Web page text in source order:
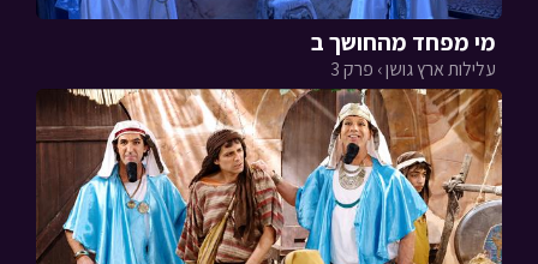
מי מפחד מהחושך ב
עלילות ארץ גושן › פרק 3